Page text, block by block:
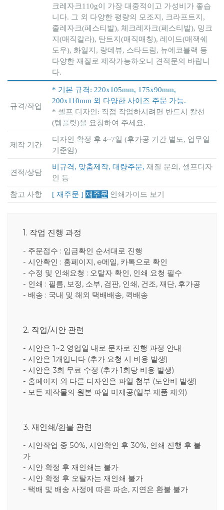
크레자크110g이 가장 대중적이고 가성비가 좋습
니다. 그 외 다양한 평량의 모조지, 크라프트지,
줄레자크(페스티발), 체크레자크(페스티발), 밍크
지(매직칼라), 탄트지(매직매칭), 레이드(매잭쉐
도우), 화일지, 랑데뷰, 스타드림, 뉴에코블랙 등
다양한 재질로 제작가능하오니 견적문의 바랍니
다.
규격/작업
* 기본 규격: 220x105mm, 175x90mm,
200x110mm 외 다양한 사이즈 주문 가능.
* 셀프 디자인: 직접 작업하시려면 반드시 칼선
(템플릿)을 요청하여 주세요.
제작 기간
디자인 확정 후 4~7일 (후가공 기간 별도, 업무일
기준임)
견적/상담
비규격, 맞춤제작, 대량주문, 재질 문의, 셀프디자
인 등
참고 사항 [ 재주문 ] 재주문 인쇄가이드 보기
1. 작업 진행 과정
- 주문접수 : 입금확인 순서대로 진행
- 시안확인 : 홈페이지, e메일, 카톡으로 확인
- 수정 및 인쇄요청 : 오탈자 확인, 인쇄 요청 필수
- 인쇄 : 필름, 보정, 소부, 검판, 인쇄, 건조, 재단, 후가공
- 배송 : 국내 및 해외 택배배송, 퀵배송
2. 작업/시안 관련
- 시안은 1~2 영업일 내로 문자로 진행 과정 안내
- 시안은 1개입니다 (추가 요청 시 비용 발생)
- 시안은 3회 무료 수정 (추가 1회당 비용 발생)
- 홈페이지 외 다른 디자인은 파일 첨부 (도안비 발생)
- 모든 제작물의 원본 파일 미제공(일부 제품 제외)
3. 재인쇄/환불 관련
- 시안작업 중 50%, 시안확인 후 30%, 인쇄 진행 후 불
가
- 시안 확정 후 재인쇄는 불가
- 시안 확정 후 오탈자는 재인쇄 불가
- 택배 및 배송 사정에 따른 파손, 지연은 환불 불가